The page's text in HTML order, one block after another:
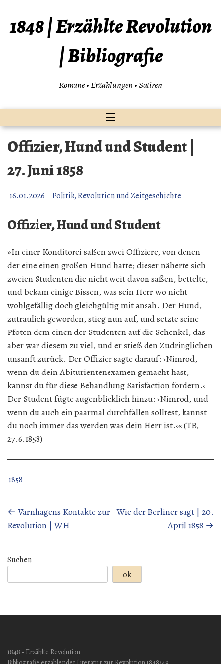
springen
1848 | Erzählte Revolution
| Bibliografie
Romane • Erzählungen • Satiren
Offizier, Hund und Student |
27. Juni 1858
16.01.2026 Politik, Revolution und Zeitgeschichte
Offizier, Hund und Student
»In einer Konditorei saßen zwei Offiziere, von denen
der eine einen großen Hund hatte; dieser näherte sich
zweien Studenten die nicht weit davon saßen, bettelte,
und bekam einige Bissen, was sein Herr wo nicht
wohlgefällig doch gleichgültig mit ansah. Der Hund,
zutraulich geworden, stieg nun auf, und setzte seine
Pfoten dem einen der Studenten auf die Schenkel, das
aber war diesem zu viel, und er stieß den Zudringlichen
unsanft zurück. Der Offizier sagte darauf: ›Nimrod,
wenn du dein Abiturientenexamen gemacht hast,
kannst du für diese Behandlung Satisfaction fordern.‹
Der Student fügte augenblicklich hinzu: ›Nimrod, und
wenn du auch ein paarmal durchfallen solltest, kannst
du noch immer das werden was dein Herr ist.‹« (TB,
27.6.1858)
1858
Beitragsnavigation
← Varnhagens Kontakte zur
Revolution | WH
Wie der Berliner sagt | 20.
April 1858 →
Suchen
ok
1848 • Erzählte Revolution